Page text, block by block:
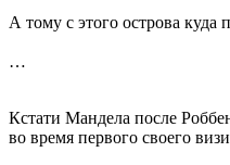
А тому с этого острова куда
…
Кстати Мандела после
во время первого своего